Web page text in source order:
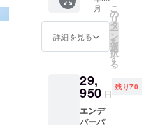
・住所
変更を
ジェク
ト実行
かった
または
転送と
なった
際は、
ります
ので、
了承下
ン、仕
様につ
きまし
なる場
合がご
す。ご
上、お
選びい
ただき
ますよ
しま
す。 ※
価格は
送料・
月
詳細を見る
こ
の
リ
タ
ー
ン
を
選
択
す
る
29,
950 円
残り70
エンデ
バーパ